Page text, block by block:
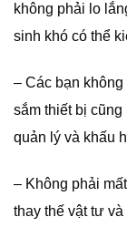
không phải lo
sinh khó có thể
– Các bạn
sắm thiết bị
quản lý và khấu
– Không phải
thay thế vật tư